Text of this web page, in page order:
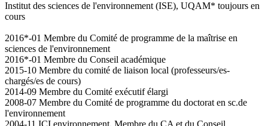
Institut des sciences de l'environnement (ISE), UQAM* toujours en
cours
2016*-01 Membre du Comité de programme de la maîtrise en
sciences de l'environnement
2016*-01 Membre du Conseil académique
2015-10 Membre du comité de liaison local (professeurs/es-
chargés/es de cours)
2014-09 Membre du Comité exécutif élargi
2008-07 Membre du Comité de programme du doctorat en sc.de
l'environnement